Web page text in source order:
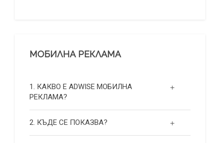
МОБИЛНА РЕКЛАМА
1. КАКВО Е ADWISE МОБИЛНА
РЕКЛАМА?
2. КЪДЕ СЕ ПОКАЗВА?